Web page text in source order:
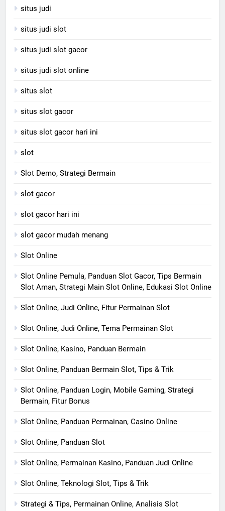
situs judi
situs judi slot
situs judi slot gacor
situs judi slot online
situs slot
situs slot gacor
situs slot gacor hari ini
slot
Slot Demo, Strategi Bermain
slot gacor
slot gacor hari ini
slot gacor mudah menang
Slot Online
Slot Online Pemula, Panduan Slot Gacor, Tips Bermain
Slot Aman, Strategi Main Slot Online, Edukasi Slot Online
Slot Online, Judi Online, Fitur Permainan Slot
Slot Online, Judi Online, Tema Permainan Slot
Slot Online, Kasino, Panduan Bermain
Slot Online, Panduan Bermain Slot, Tips & Trik
Slot Online, Panduan Login, Mobile Gaming, Strategi
Bermain, Fitur Bonus
Slot Online, Panduan Permainan, Casino Online
Slot Online, Panduan Slot
Slot Online, Permainan Kasino, Panduan Judi Online
Slot Online, Teknologi Slot, Tips & Trik
Strategi & Tips, Permainan Online, Analisis Slot